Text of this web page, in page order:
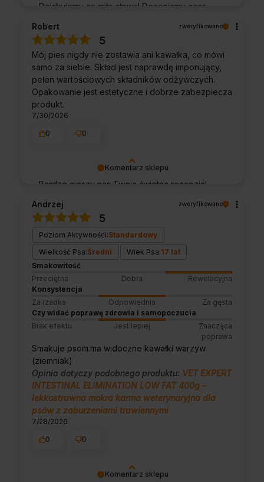
Dziękujemy za miłe słowa! Doceniamy czas
doświadczeniem. Jesteśmy szczęśliwi, że
mamy takich klientów. Z pozdrowieniami,
obsługa sklepu.
Komentarz sklepu
Bardzo cieszy nas Twoja świetna recenzja!
klientów takich jak Ty i jesteśmy zadowoleni,
że nam się udało. Mamy nadzieję, że do nas
wrócisz :) Pozdrawiamy
Robert zweryfikowano
5
Mój pies nigdy nie zostawia ani kawałka, co mówi
samo za siebie. Skład jest naprawdę imponujący,
pełen wartościowych składników odżywczych.
Opakowanie jest estetyczne i dobrze zabezpiecza
produkt.
7/30/2026
0
0
Komentarz sklepu
Andrzej zweryfikowano
5
Poziom Aktywności:Standardowy
Wielkość Psa:Średni Wiek Psa:17 lat
Smakowitość
Przeciętna
Dobra
Rewelacyjna
Konsystencja
Za rzadka
Odpowiednia
Za gęsta
Czy widać poprawę zdrowia i samopoczucia
Brak efektu
Jest lepiej
Znacząca
poprawa
Smakuje psom.ma widoczne kawałki warzyw
(ziemniak)
Opinia dotyczy podobnego produktu: VET EXPERT
INTESTINAL ELIMINATION LOW FAT 400g –
lekkostrawna mokra karma weterynaryjna dla
psów z zaburzeniami trawiennymi
7/28/2026
0
0